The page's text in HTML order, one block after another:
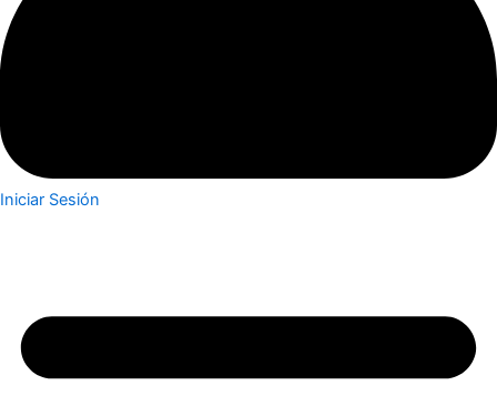
Iniciar Sesión